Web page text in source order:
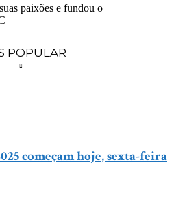
paixões e fundou o
POPULAR
começam hoje, sexta-feira